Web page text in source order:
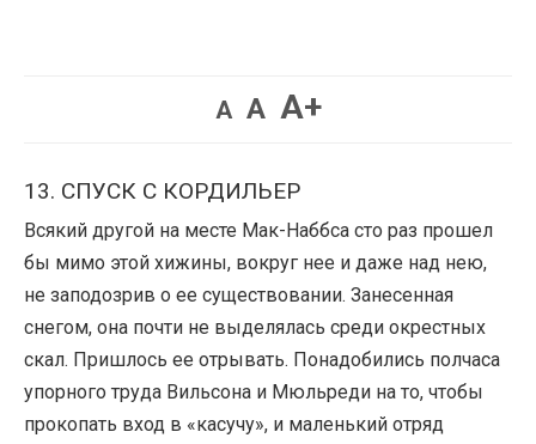
AУменьшить
AВернуть
A+Увеличить
13. СПУСК С КОРДИЛЬЕР
Всякий другой на месте Мак-Наббса сто раз прошел
бы мимо этой хижины, вокруг нее и даже над нею,
не заподозрив о ее существовании. Занесенная
снегом, она почти не выделялась среди окрестных
скал. Пришлось ее отрывать. Понадобились полчаса
упорного труда Вильсона и Мюльреди на то, чтобы
прокопать вход в «касучу», и маленький отряд